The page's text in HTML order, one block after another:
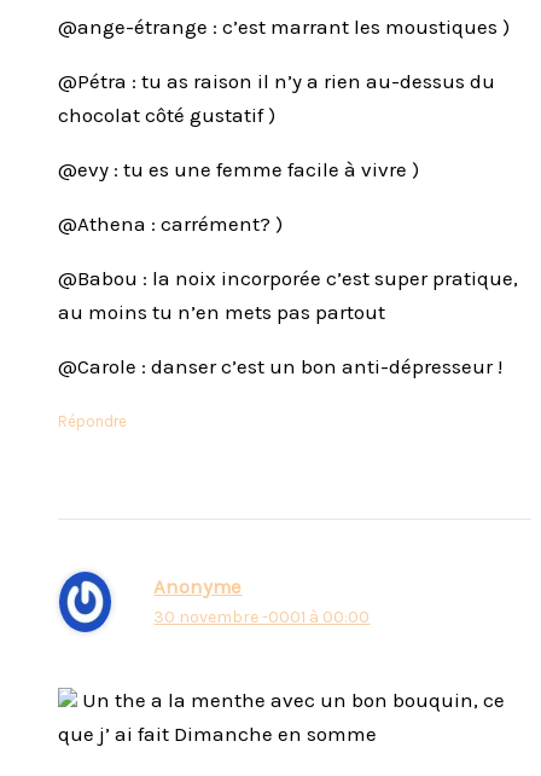
@ange-étrange : c’est marrant les moustiques )
@Pétra : tu as raison il n’y a rien au-dessus du
chocolat côté gustatif )
@evy : tu es une femme facile à vivre )
@Athena : carrément? )
@Babou : la noix incorporée c’est super pratique,
au moins tu n’en mets pas partout
@Carole : danser c’est un bon anti-dépresseur !
Répondre
Anonyme
30 novembre -0001 à 00:00
Un the a la menthe avec un bon bouquin, ce
que j’ ai fait Dimanche en somme